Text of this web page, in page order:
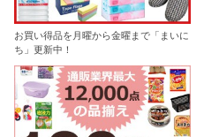
お買い得品を月曜から金曜まで「まいに
ち」更新中！